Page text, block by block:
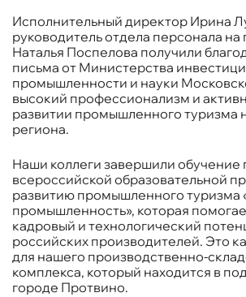
Исполнительный директор Ирина
руководитель отдела персонала на
Наталья Поспелова получили
письма от Министерства
промышленности и науки
высокий профессионализм и
развитии промышленного туризма
региона.
Наши коллеги завершили обучение
всероссийской образовательной
развитию промышленного туризма
промышленность», которая
кадровый и технологический
российских производителей. Это
для нашего производственно-
комплекса, который находится в
городе Протвино.